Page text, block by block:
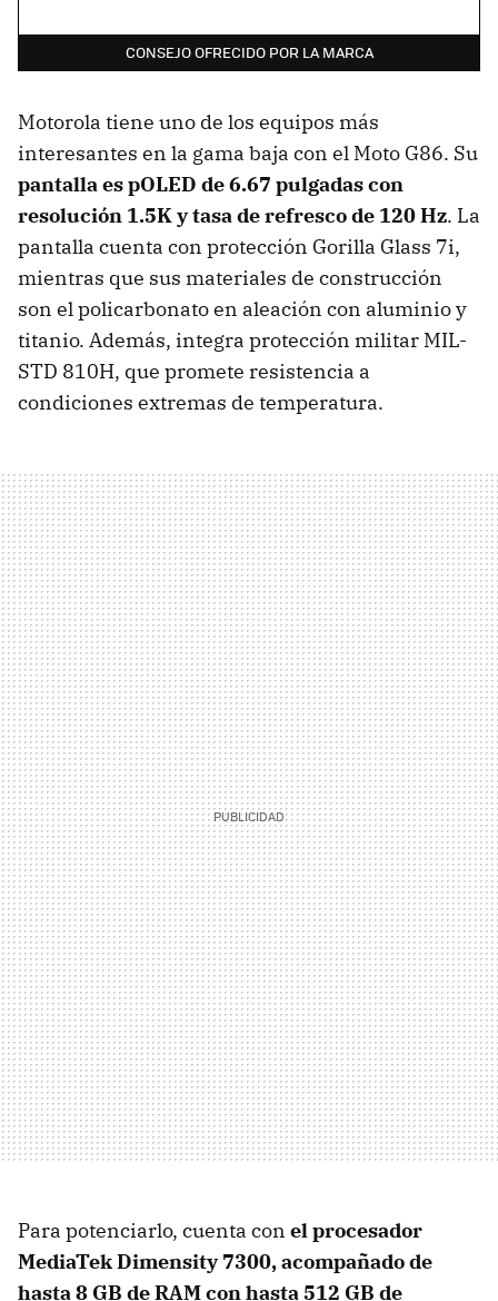
CONSEJO OFRECIDO POR LA MARCA
Motorola tiene uno de los equipos más
interesantes en la gama baja con el Moto G86. Su
pantalla espOLED de6.67 pulgadascon
resolución 1.5Ky tasa de refresco de 120 Hz. La
pantalla cuenta con protección Gorilla Glass 7i,
mientras que sus materiales de construcción
son el policarbonato en aleación con aluminio y
titanio. Además, integra protección militar MIL-
STD 810H, que promete resistencia a
condiciones extremas de temperatura.
Para potenciarlo, cuenta con el procesador
MediaTek Dimensity 7300, acompañado de
hasta 8 GB de RAMcon hasta512 GB de